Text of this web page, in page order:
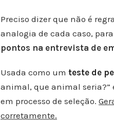
Preciso dizer que não é
analogia de cada caso,
pontos na entrevista de
Usada como um teste de
animal, que animal seria?”
em processo de seleção.
corretamente.